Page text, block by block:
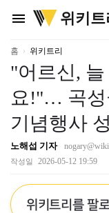
menu
위
키
리
위키트
홈 위키트리
"어르신, 늘
요!"… 곡성
기념행사
노해섭 기자
작성일 2026-05-12 19:59
위키트리를 팔